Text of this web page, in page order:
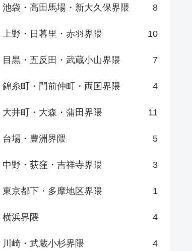
池袋・高田馬場・新大久保界隈 8
上野・日暮里・赤羽界隈 10
目黒・五反田・武蔵小山界隈 7
錦糸町・門前仲町・両国界隈 4
大井町・大森・蒲田界隈 11
台場・豊洲界隈 5
中野・荻窪・吉祥寺界隈 3
東京都下・多摩地区界隈 1
横浜界隈 4
川崎・武蔵小杉界隈 4